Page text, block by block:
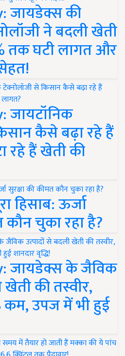
जायडेक्स की
ने बदली खेती
तक घटी लागत और
जायटॉनिक
कैसे बढ़ा रहे हैं
रहे हैं खेती की
हिसाब: ऊर्जा
कौन चुका रहा है?
जायडेक्स के जैविक
खेती की तस्वीर,
उपज में भी हुई